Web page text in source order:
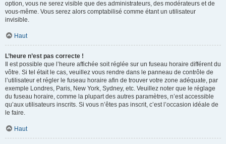
option, vous ne serez visible que des administrateurs, des modérateurs et de
vous-même. Vous serez alors comptabilisé comme étant un utilisateur
invisible.
Haut
L’heure n’est pas correcte !
Il est possible que l’heure affichée soit réglée sur un fuseau horaire différent du
vôtre. Si tel était le cas, veuillez vous rendre dans le panneau de contrôle de
l’utilisateur et régler le fuseau horaire afin de trouver votre zone adéquate, par
exemple Londres, Paris, New York, Sydney, etc. Veuillez noter que le réglage
du fuseau horaire, comme la plupart des autres paramètres, n’est accessible
qu’aux utilisateurs inscrits. Si vous n’êtes pas inscrit, c’est l’occasion idéale de
le faire.
Haut